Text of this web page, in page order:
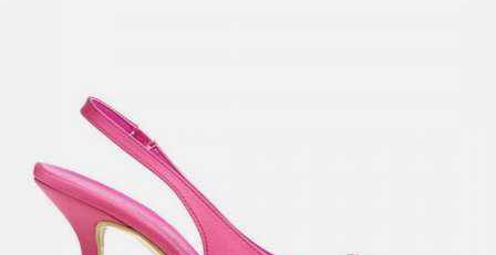
UOMO
CONTATTI
Scarpe basse
Indietro